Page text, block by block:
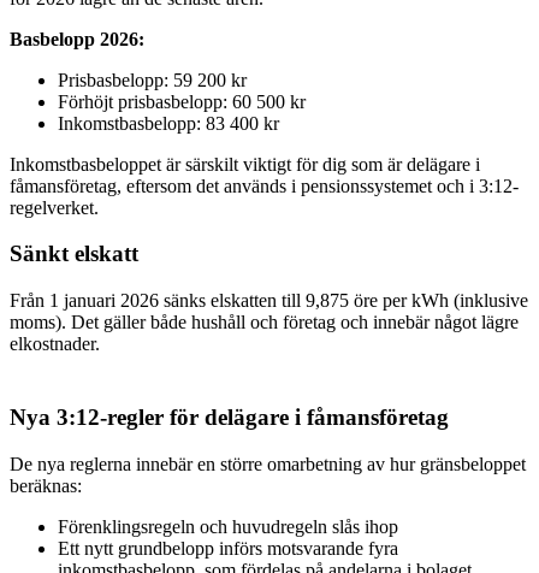
Basbelopp 2026:
Prisbasbelopp: 59 200 kr
Förhöjt prisbasbelopp: 60 500 kr
Inkomstbasbelopp: 83 400 kr
Inkomstbasbeloppet är särskilt viktigt för dig som är delägare i
fåmansföretag, eftersom det används i pensionssystemet och i 3:12-
regelverket.
Sänkt elskatt
Från 1 januari 2026 sänks elskatten till 9,875 öre per kWh (inklusive
moms). Det gäller både hushåll och företag och innebär något lägre
elkostnader.
Nya 3:12-regler för delägare i fåmansföretag
De nya reglerna innebär en större omarbetning av hur gränsbeloppet
beräknas:
Förenklingsregeln och huvudregeln slås ihop
Ett nytt grundbelopp införs motsvarande fyra